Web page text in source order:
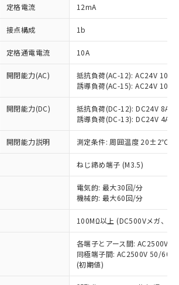
定格電流 12mA
接点構成 1b
定格通電電流 10A
開閉能力(AC)
抵抗負荷(AC-12): AC24V 10A/
誘導負荷(AC-15): AC24V
開閉能力(DC)
抵抗負荷(DC-12): DC24V 8A/
誘導負荷(DC-13): DC24V 4A/
開閉能力説明 測定条件: 周囲温度 20±2℃、
ねじ締め端子 (M3.5)
電気的: 最大30回/分
機械的: 最大60回/分
100MΩ以上 (DC500Vメガ、点
各端子とアース間: AC2500V
同極端子間: AC2500V 50/
(初期値)
条件
をお読みいただき、同意のうえ
さい。
ービスは、当社制御機器事業取扱
の当社在庫状況および標準価格
)を提供させていただくもので
制御機器事業取扱商品の中には、
ービスの対象外となる商品もある
をご了承ください。
状況および標準価格照会結果は、
している更新日時点での社内デー
基づき作成されるものであり、閲
れた時点での実際の在庫および標
格とは異なる場合があることをご
み：EU RoHS指令（10物質）の
応した製品が提供可能な商品で
EU RoHS指令（10物質）の非含
た製品に切り替える予定のある
なし：EU RoHS指令（10物質）の
対応の商品で、対応品を出す予
せん。
認中：EU RoHS指令（10物質）の
応状況を調査中または確認中の
ライセンス料など無形物で、有
と関係のない商品です。
事情により、非含有部品として
、含有品と判明した場合などや
更することがあります。
以下、 水銀(Hg) 1000ppm以下、 カド
1000ppm以下、ポリ臭化ビフェニル
以下、ポリ臭化ジフェニルエーテル類
以下、フタル酸ビス(2-エチルヘキシ
RoHS○×表
大均質材料含有率が中国RoHSの
であることを示します。
大均質材料含有率が中国RoHSの
えていることを示します。
確認です。当社販売部門へお問
ださい。
物質の基準値 (GB/T26572)：
、 Hg(水銀) : 1000ppm、 Cd(カドミウ
ロム) : 1000ppm、 PBBs(ポリ臭化ビフェ
は、これら貴社製品のうち、外国
および外国貿易法に定める商品
下｢規制貨物等」という）を輸出
府の輸出許可(または役務取引許
取得するなどの必要な手続きを